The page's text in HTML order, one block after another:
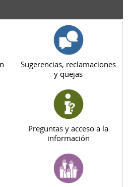
Sugerencias, reclamaciones
y quejas
Preguntas y acceso a la
información